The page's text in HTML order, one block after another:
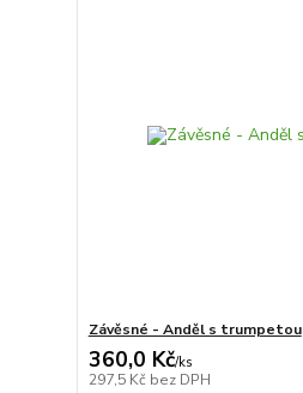
Závěsné - Anděl s trumpetou
360,0 Kč/ks
297,5 Kč bez DPH